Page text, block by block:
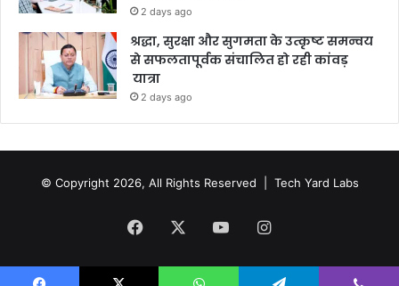
2 days ago
श्रद्धा, सुरक्षा और सुगमता के उत्कृष्ट समन्वय
से सफलतापूर्वक संचालित हो रही कांवड़
यात्रा
2 days ago
© Copyright 2026, All Rights Reserved | Tech Yard Labs
Facebook YouTubeInstagram